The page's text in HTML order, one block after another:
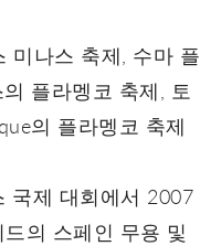
미나스 축제, 수마 플
플라멩코 축제, 토
의 플라멩코 축제
국제 대회에서 2007
의 스페인 무용 및